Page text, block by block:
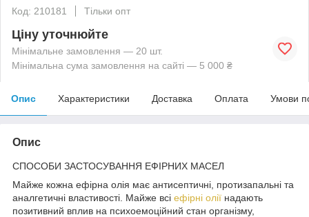
Код: 210181
Тільки опт
Ціну уточнюйте
Мінімальне замовлення — 20 шт.
Мінімальна сума замовлення на сайті — 5 000 ₴
Опис Характеристики Доставка Оплата Умови
Опис
СПОСОБИ ЗАСТОСУВАННЯ ЕФІРНИХ МАСЕЛ
Майже кожна ефірна олія має антисептичні, протизапальні та
аналгетичні властивості. Майже всі ефірні олії надають
позитивний вплив на психоемоційний стан організму,